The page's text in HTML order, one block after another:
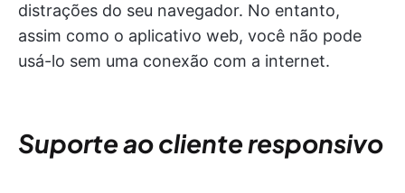
distrações do seu navegador. No entanto,
assim como o aplicativo web, você não pode
usá-lo sem uma conexão com a internet.
Suporte ao cliente responsivo